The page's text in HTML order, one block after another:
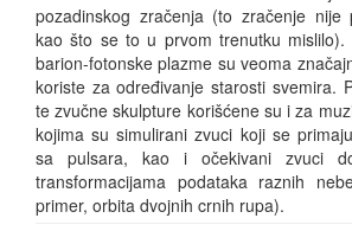
pozadinskog zračenja (to zračenje nije
kao što se to u prvom trenutku mislilo).
barion-fotonske plazme su veoma
koriste za određivanje starosti svemira.
te zvučne skulpture korišćene su i za
kojima su simulirani zvuci koji se
sa pulsara, kao i očekivani zvuci
transformacijama podataka raznih
primer, orbita dvojnih crnih rupa).